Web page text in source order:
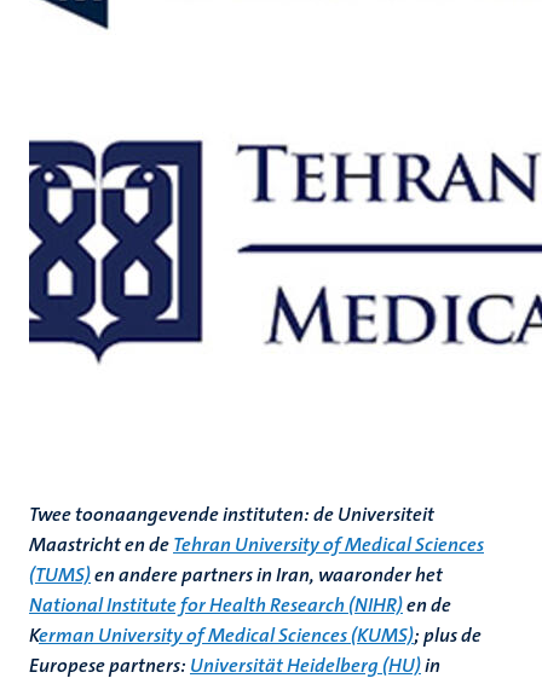
Twee toonaangevende instituten: de Universiteit
Maastricht en deTehran University of Medical Sciences
(TUMS)en andere partners in Iran, waaronder het
National Institute for Health Research (NIHR)en de
Kerman University of Medical Sciences (KUMS); plus de
Europese partners: Universität Heidelberg (HU)in